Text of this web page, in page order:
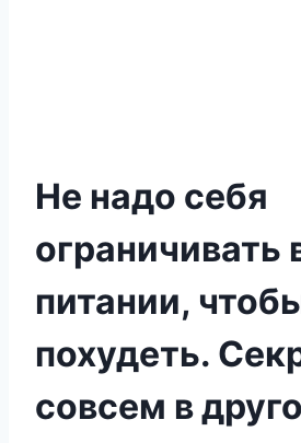
Не надо себя
ограничивать
питании,
похудеть.
совсем в